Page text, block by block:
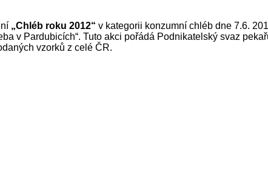
„Chléb roku 2012“ v kategorii konzumní chléb dne 7.6.
v Pardubicích“. Tuto akci pořádá Podnikatelský svaz
vzorků z celé ČR.